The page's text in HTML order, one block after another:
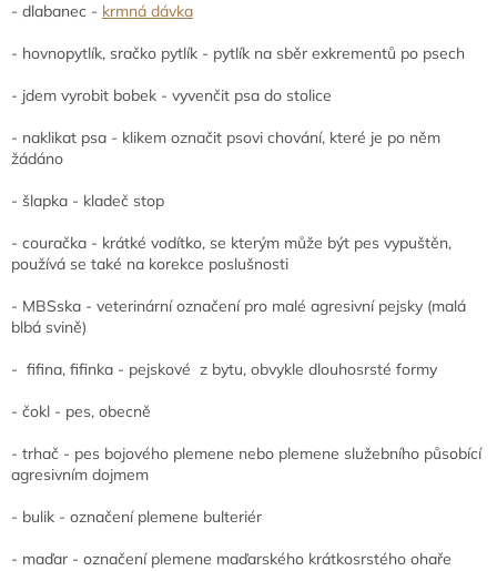
- dlabanec - krmná dávka
- hovnopytlík, sračko pytlík - pytlík na sběr exkrementů po psech
- jdem vyrobit bobek - vyvenčit psa do stolice
- naklikat psa - klikem označit psovi chování, které je po něm
žádáno
- šlapka - kladeč stop
- couračka - krátké vodítko, se kterým může být pes vypuštěn,
používá se také na korekce poslušnosti
- MBSska - veterinární označení pro malé agresivní pejsky (malá
blbá svině)
- fifina, fifinka - pejskové z bytu, obvykle dlouhosrsté formy
- čokl - pes, obecně
- trhač - pes bojového plemene nebo plemene služebního působící
agresivním dojmem
- bulik - označení plemene bulteriér
- maďar - označení plemene maďarského krátkosrstého ohaře